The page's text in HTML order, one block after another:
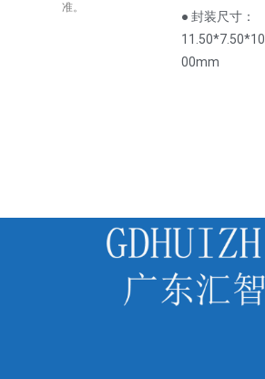
准。
● 封装尺寸：
11.50*7.50*10.
00mm